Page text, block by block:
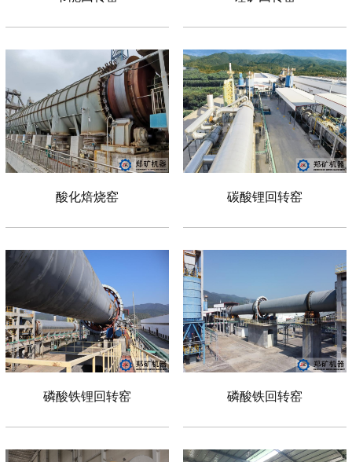
酸化焙烧窑 碳酸锂回转窑
磷酸铁锂回转窑 磷酸铁回转窑